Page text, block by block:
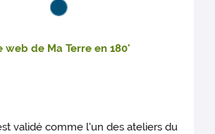
web de Ma Terre en 180'
validé comme l'un des ateliers du